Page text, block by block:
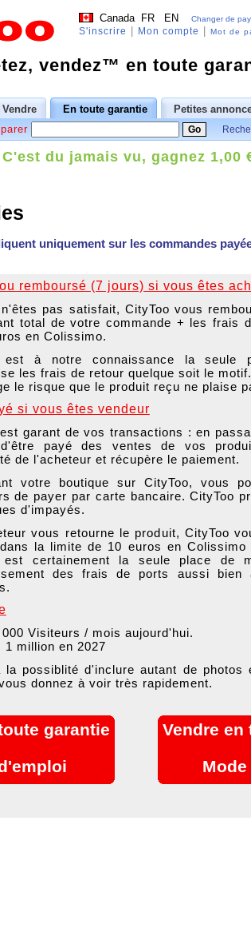
Canada FR EN Changer de
S'inscrire Mon compte Mot de
vendez™ en toute
Vendre En toute garantie Petites
C'est du jamais vu, gagnez 1,00
uniquement sur les commandes
remboursé (7 jours) si vous êtes
pas satisfait, CityToo vous
total de votre commande + les frais
en Colissimo.
est à notre connaissance la seule
les frais de retour quelque soit le
le risque que le produit reçu ne plaise
si vous êtes vendeur
garant de vos transactions : en
payé des ventes de vos
de l'acheteur et récupère le paiement.
votre boutique sur CityToo, vous
de payer par carte bancaire. CityToo
d'impayés.
vous retourne le produit, CityToo
la limite de 10 euros en
est certainement la seule place de
des frais de ports aussi bien
Visiteurs / mois aujourd'hui.
1 million en 2027
la possiblité d'inclure autant de photos
donnez à voir très rapidement.
garantie
Vendre en